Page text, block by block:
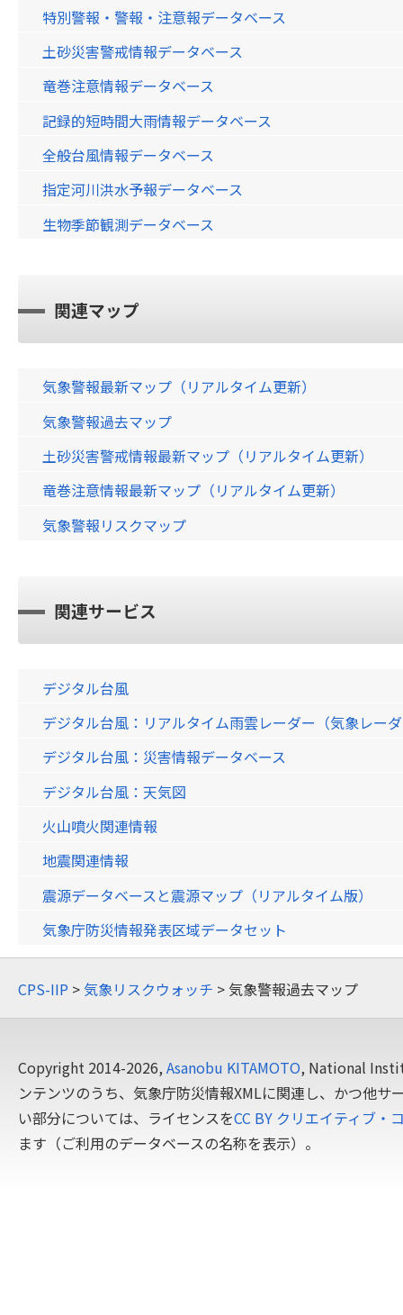
特別警報・警報・注意報データベース
土砂災害警戒情報データベース
竜巻注意情報データベース
記録的短時間大雨情報データベース
全般台風情報データベース
指定河川洪水予報データベース
生物季節観測データベース
関連マップ
気象警報最新マップ（リアルタイム更新）
気象警報過去マップ
土砂災害警戒情報最新マップ（リアルタイム更新）
竜巻注意情報最新マップ（リアルタイム更新）
気象警報リスクマップ
関連サービス
デジタル台風
デジタル台風：リアルタイム雨雲レーダー（気象レー
デジタル台風：災害情報データベース
デジタル台風：天気図
火山噴火関連情報
地震関連情報
震源データベースと震源マップ（リアルタイム版）
気象庁防災情報発表区域データセット
CPS-IIP >気象リスクウォッチ > 気象警報過去マップ
Copyright 2014-2026, Asanobu KITAMOTO, National
ンテンツのうち、気象庁防災情報XMLに関連し、かつ他サ
い部分については、ライセンスをCC BY クリエイティブ・
ます（ご利用のデータベースの名称を表示）。